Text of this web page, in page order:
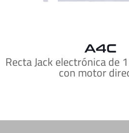
A4C
Recta Jack electrónica de
con motor